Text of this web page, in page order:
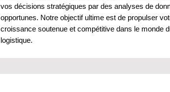
vos décisions stratégiques par des analyses de
opportunes. Notre objectif ultime est de propulser
croissance soutenue et compétitive dans le monde
logistique.